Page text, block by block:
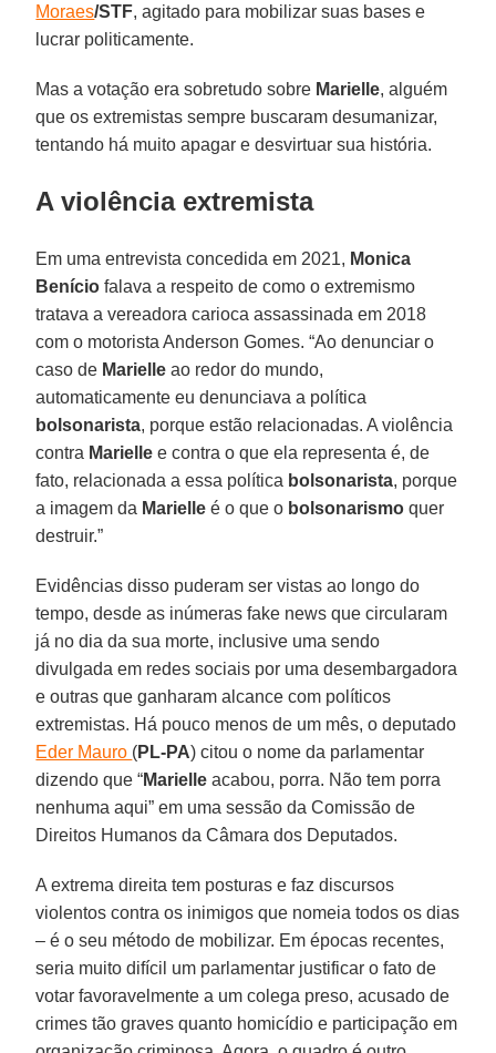
Moraes/STF, agitado para mobilizar suas bases e
lucrar politicamente.
Mas a votação era sobretudo sobre Marielle, alguém
que os extremistas sempre buscaram desumanizar,
tentando há muito apagar e desvirtuar sua história.
A violência extremista
Em uma entrevista concedida em 2021, Monica
Benício falava a respeito de como o extremismo
tratava a vereadora carioca assassinada em 2018
com o motorista Anderson Gomes. “Ao denunciar o
caso de Marielle ao redor do mundo,
automaticamente eu denunciava a política
bolsonarista, porque estão relacionadas. A violência
contra Marielle e contra o que ela representa é, de
fato, relacionada a essa política bolsonarista, porque
a imagem da Marielle é o que o bolsonarismo quer
destruir.”
Evidências disso puderam ser vistas ao longo do
tempo, desde as inúmeras fake news que circularam
já no dia da sua morte, inclusive uma sendo
divulgada em redes sociais por uma desembargadora
e outras que ganharam alcance com políticos
extremistas. Há pouco menos de um mês, o deputado
Eder Mauro (PL-PA) citou o nome da parlamentar
dizendo que “Marielle acabou, porra. Não tem porra
nenhuma aqui” em uma sessão da Comissão de
Direitos Humanos da Câmara dos Deputados.
A extrema direita tem posturas e faz discursos
violentos contra os inimigos que nomeia todos os dias
– é o seu método de mobilizar. Em épocas recentes,
seria muito difícil um parlamentar justificar o fato de
votar favoravelmente a um colega preso, acusado de
crimes tão graves quanto homicídio e participação em